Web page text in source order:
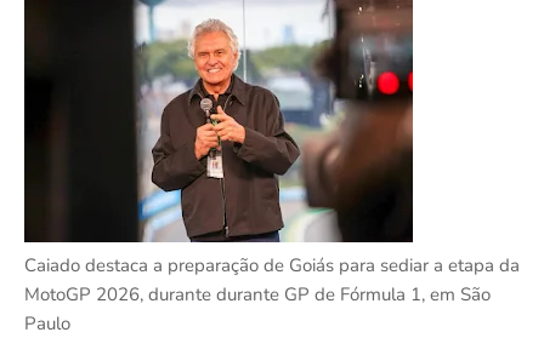
Caiado destaca a preparação de Goiás para sediar a etapa da
MotoGP 2026, durante durante GP de Fórmula 1, em São
Paulo